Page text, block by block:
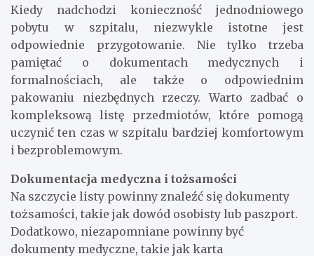
Kiedy nadchodzi konieczność jednodniowego
pobytu w szpitalu, niezwykle istotne jest
odpowiednie przygotowanie. Nie tylko trzeba
pamiętać o dokumentach medycznych i
formalnościach, ale także o odpowiednim
pakowaniu niezbędnych rzeczy. Warto zadbać o
kompleksową listę przedmiotów, które pomogą
uczynić ten czas w szpitalu bardziej komfortowym
i bezproblemowym.
Dokumentacja medyczna i tożsamości
Na szczycie listy powinny znaleźć się dokumenty
tożsamości, takie jak dowód osobisty lub paszport.
Dodatkowo, niezapomniane powinny być
dokumenty medyczne, takie jak karta